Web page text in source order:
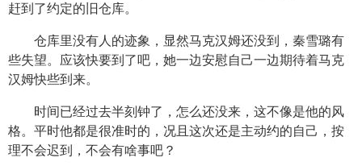
赶到了约定的旧仓库。
仓库里没有人的迹象，显然马克汉姆还没到，秦雪璐有
些失望。应该快要到了吧，她一边安慰自己一边期待着马克
汉姆快些到来。
时间已经过去半刻钟了，怎么还没来，这不像是他的风
格。平时他都是很准时的，况且这次还是主动约的自己，按
理不会迟到，不会有啥事吧？